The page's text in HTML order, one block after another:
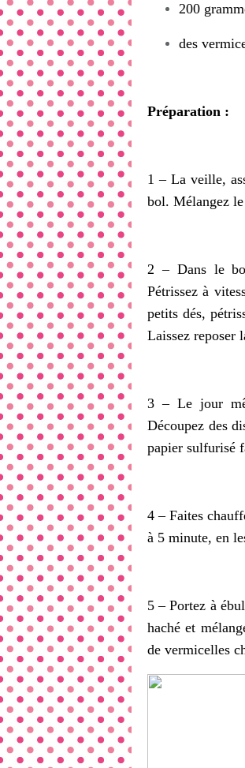
200
des
Préparation :
1 – La veille,
bol. Mélangez
2 – Dans le
Pétrissez à
petits dés,
Laissez reposer
3 – Le jour
Découpez des
papier sulfurisé
4 – Faites
à 5 minute, en
5 – Portez à
haché et
de vermicelles